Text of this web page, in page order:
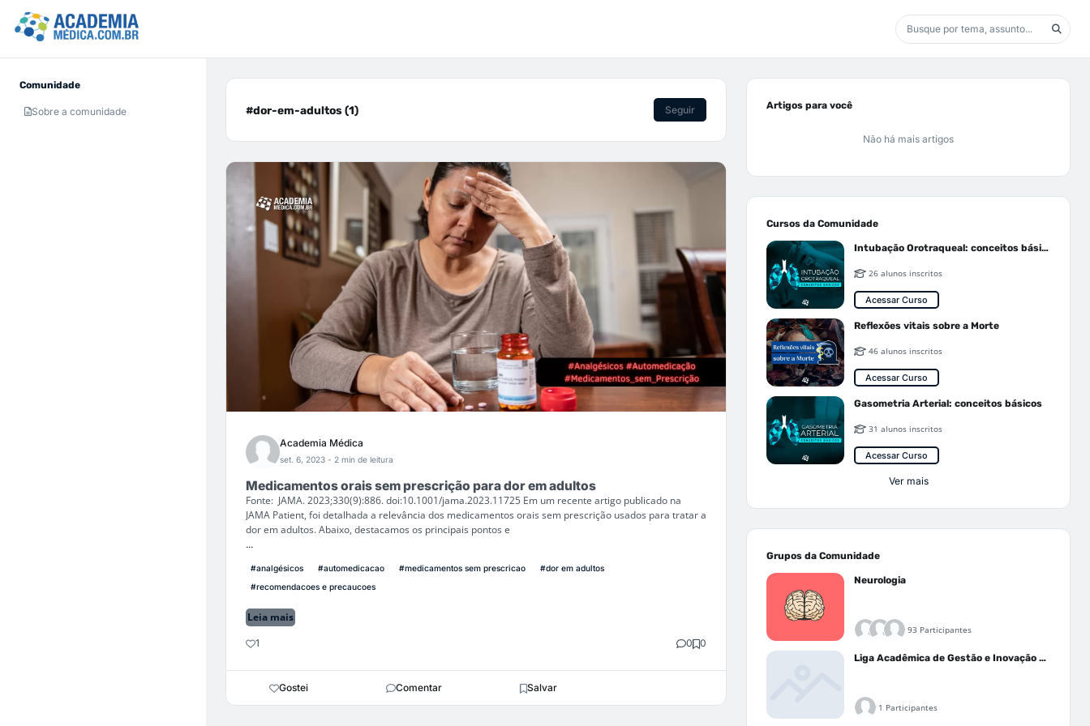
Comunidade
Sobre a comunidade #dor-em-adultos (1) Seguir
Academia Médica
set. 6, 2023 - 2 min de leitura
Medicamentos orais sem prescrição para dor em adultos
Fonte: JAMA. 2023;330(9):886. doi:10.1001/jama.2023.11725 Em um recente artigo publicado na
JAMA Patient, foi detalhada a relevância dos medicamentos orais sem prescrição usados para tratar a
dor em adultos. Abaixo, destacamos os principais pontos e
...
#analgésicos #automedicacao #medicamentos sem prescricao
#dor em adultos
#recomendacoes e precaucoes
Leia mais
1 0 0
Gostei Comentar Salvar
Artigos para você
Não há mais artigos
Cursos da Comunidade
Intubação Orotraqueal: conceitos básicos
26 alunos inscritos
Acessar Curso
Reflexões vitais sobre a Morte
46 alunos inscritos
Acessar Curso
Gasometria Arterial: conceitos básicos
31 alunos inscritos
Acessar Curso
Ver mais
Grupos da Comunidade
Neurologia
93 Participantes
Liga Acadêmica de Gestão e Inovação Médica - LAGIM
1 Participantes